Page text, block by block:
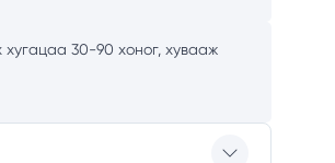
хугацаа 30-90 хоног, хувааж